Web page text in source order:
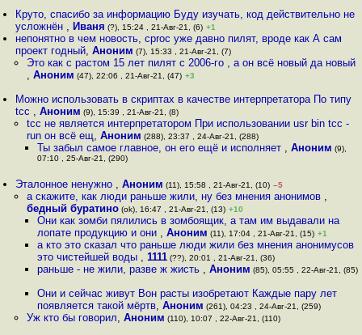
Круто, спасибо за информацию Буду изучать, код действительно не
усложнён , Иваня (?), 15:24 , 21-Авг-21, (6) +1
непонятно в чем новость, cproc уже давно пилят, вроде как А сам
проект годный,Аноним (7), 15:33 , 21-Авг-21, (7)
Это как с растом 15 лет пилят с 2006-го , а он всё новый да новый
, Аноним (47), 22:06 , 21-Авг-21, (47) +3
Можно использовать в скриптах в качестве интерпретатора По типу
tcc ,Аноним (9), 15:39 , 21-Авг-21, (8)
tcc не является интерпретатором При использовании usr bin tcc -
run он всё ещ, Аноним (288), 23:37 , 24-Авг-21, (288)
Ты забыл самое главное, он его ещё и исполняет , Аноним (9),
07:10 , 25-Авг-21, (290)
Эталонное ненужно ,Аноним (11), 15:58 , 21-Авг-21, (10) –5
а скажите, как люди раньше жили, ну без мнения анонимов ,
бедный буратино(ok), 16:47 , 21-Авг-21, (13) +10
Они как зомби пялились в зомбоящик, а там им выдавали на
лопате продукцию и они , Аноним (11), 17:04 , 21-Авг-21, (15) +1
а кто это сказал что раньше люди жили без мнения анонимусов
это чистейшей воды , 1111(??), 20:01 , 21-Авг-21, (36)
раньше - не жили, разве ж жисть , Аноним (85), 05:55 , 22-Авг-21, (85)
Они и сейчас живут Вон расты изобретают Каждые пару лет
появляется такой мёртв, Аноним (261), 04:23 , 24-Авг-21, (259)
Уж кто бы говорил, Аноним (110), 10:07 , 22-Авг-21, (110)